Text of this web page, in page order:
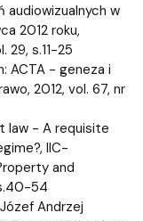
audiowizualnych w
2012 roku,
29, s.11-25
ACTA - geneza i
2012, vol. 67, nr
law - A requisite
IIC-
and
54
Andrzej